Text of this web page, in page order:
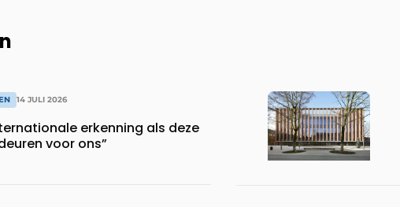
14 JULI 2026
erkenning als deze
voor ons”